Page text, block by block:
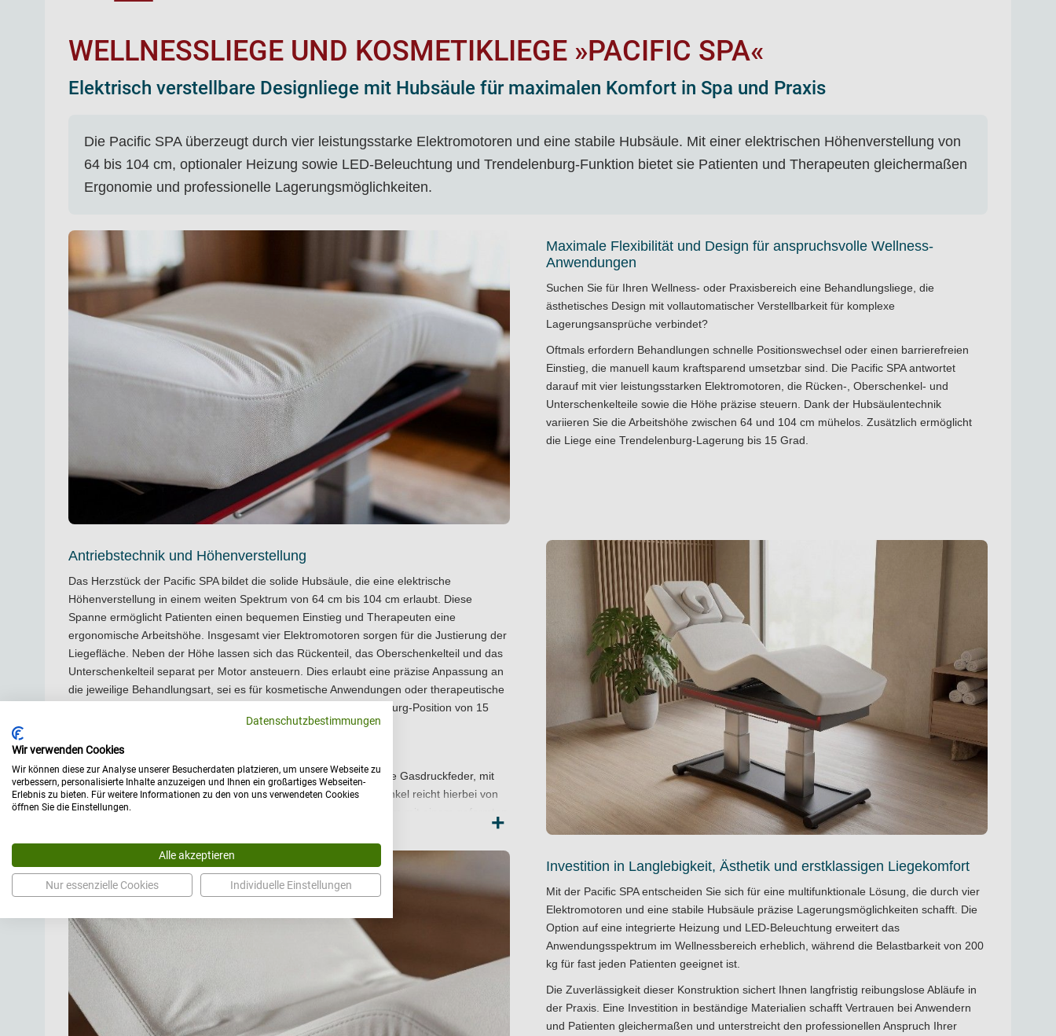
WELLNESSLIEGE UND KOSMETIKLIEGE »PACIFIC SPA«
Elektrisch verstellbare Designliege mit Hubsäule für maximalen Komfort in Spa und Praxis
Die Pacific SPA überzeugt durch vier leistungsstarke Elektromotoren und eine stabile Hubsäule. Mit einer elektrischen Höhenverstellung von
64 bis 104 cm, optionaler Heizung sowie LED-Beleuchtung und Trendelenburg-Funktion bietet sie Patienten und Therapeuten gleichermaßen
Ergonomie und professionelle Lagerungsmöglichkeiten.
Maximale Flexibilität und Design für anspruchsvolle Wellness-
Anwendungen
Suchen Sie für Ihren Wellness- oder Praxisbereich eine Behandlungsliege, die
ästhetisches Design mit vollautomatischer Verstellbarkeit für komplexe
Lagerungsansprüche verbindet?
Oftmals erfordern Behandlungen schnelle Positionswechsel oder einen barrierefreien
Einstieg, die manuell kaum kraftsparend umsetzbar sind. Die Pacific SPA antwortet
darauf mit vier leistungsstarken Elektromotoren, die Rücken-, Oberschenkel- und
Unterschenkelteile sowie die Höhe präzise steuern. Dank der Hubsäulentechnik
variieren Sie die Arbeitshöhe zwischen 64 und 104 cm mühelos. Zusätzlich ermöglicht
die Liege eine Trendelenburg-Lagerung bis 15 Grad.
Antriebstechnik und Höhenverstellung
Das Herzstück der Pacific SPA bildet die solide Hubsäule, die eine elektrische
Höhenverstellung in einem weiten Spektrum von 64 cm bis 104 cm erlaubt. Diese
Spanne ermöglicht Patienten einen bequemen Einstieg und Therapeuten eine
ergonomische Arbeitshöhe. Insgesamt vier Elektromotoren sorgen für die Justierung der
Liegefläche. Neben der Höhe lassen sich das Rückenteil, das Oberschenkelteil und das
Unterschenkelteil separat per Motor ansteuern. Dies erlaubt eine präzise Anpassung an
die jeweilige Behandlungsart, sei es für kosmetische Anwendungen oder therapeutische
Maßnahmen. Auch die Trendelenburg- sowie die Anti-Trendelenburg-Position von 15
Kopfteil und Armlehnenfunktionen
Für die Feineinstellung im Kopfbereich verfügt die Liege über eine Gasdruckfeder, mit
der Sie das Kopfteil stufenlos verstellen können. Der Neigungswinkel reicht hierbei von
negativen 34 Grad bis zu positiven 55 Grad. Das Kopfteil ist zudem mit einem geformten
Bauchlage für den Patienten angenehmer gestaltet. Die Armlehnen sind klappbar
konstruiert und lassen sich bei Bedarf um bis zu 20 cm absenken. Diese Funktion
erleichtert den Zugang zum Patienten im Schulter-Nacken-Bereich und unterstützt eine
Polsterung und Designoptionen
Die Liegefläche besitzt eine Standardpolsterung von 90 mm Stärke, die optional auf 150
mm erweitert werden kann, um den Liegekomfort weiter zu steigern. Als Bezugsmaterial
kommt hochwertiges CTN PU zum Einsatz, welches phthalatefrei und
desinfektionsmittelbeständig ist. Die Materialauswahl gewährleistet Langlebigkeit auch
bei hoher Frequenz an Reinigungszyklen. Für ein stimmungsvolles Ambiente im
+
Investition in Langlebigkeit, Ästhetik und erstklassigen Liegekomfort
Mit der Pacific SPA entscheiden Sie sich für eine multifunktionale Lösung, die durch vier
Elektromotoren und eine stabile Hubsäule präzise Lagerungsmöglichkeiten schafft. Die
Option auf eine integrierte Heizung und LED-Beleuchtung erweitert das
Anwendungsspektrum im Wellnessbereich erheblich, während die Belastbarkeit von 200
kg für fast jeden Patienten geeignet ist.
Die Zuverlässigkeit dieser Konstruktion sichert Ihnen langfristig reibungslose Abläufe in
der Praxis. Eine Investition in beständige Materialien schafft Vertrauen bei Anwendern
und Patienten gleichermaßen und unterstreicht den professionellen Anspruch Ihrer
Datenschutzbestimmungen
Wir verwenden Cookies
Wir können diese zur Analyse unserer Besucherdaten platzieren, um unsere Webseite zu
verbessern, personalisierte Inhalte anzuzeigen und Ihnen ein großartiges Webseiten-
Erlebnis zu bieten. Für weitere Informationen zu den von uns verwendeten Cookies
öffnen Sie die Einstellungen.
Alle akzeptieren
Nur essenzielle Cookies Individuelle Einstellungen